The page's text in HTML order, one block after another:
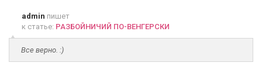
admin пишет
к статье: РАЗБОЙНИЧИЙ ПО-ВЕНГЕРСКИ
Все верно. :)